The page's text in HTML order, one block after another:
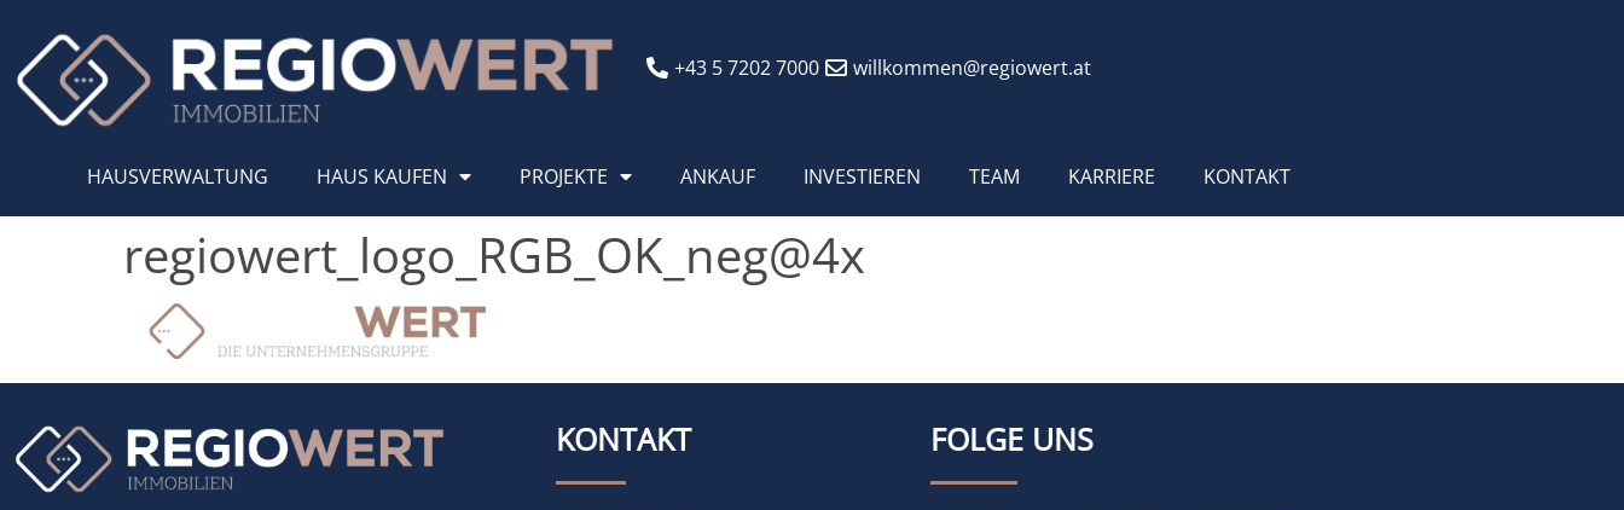
+43 5 7202 7000 willkommen@regiowert.at
HAUSVERWALTUNG HAUS KAUFEN PROJEKTE ANKAUF INVESTIEREN TEAM KARRIERE KONTAKT
regiowert_logo_RGB_OK_neg@4x
KONTAKT FOLGE UNS